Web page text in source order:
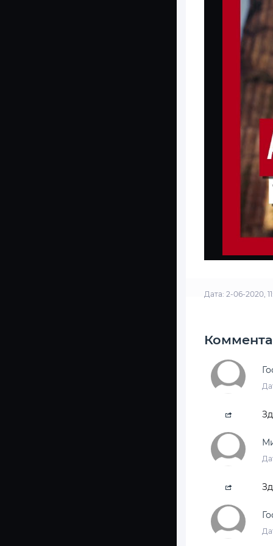
Дата: 2-06-2020,